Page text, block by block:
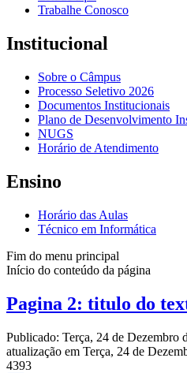
Trabalhe Conosco
Institucional
Sobre o Câmpus
Processo Seletivo 2026
Documentos Institucionais
Plano de Desenvolvimento
NUGS
Horário de Atendimento
Ensino
Horário das Aulas
Técnico em Informática
Fim do menu principal
Início do conteúdo da página
Pagina 2: titulo do
Publicado: Terça, 24 de Dezembro
atualização em Terça, 24 de
4393